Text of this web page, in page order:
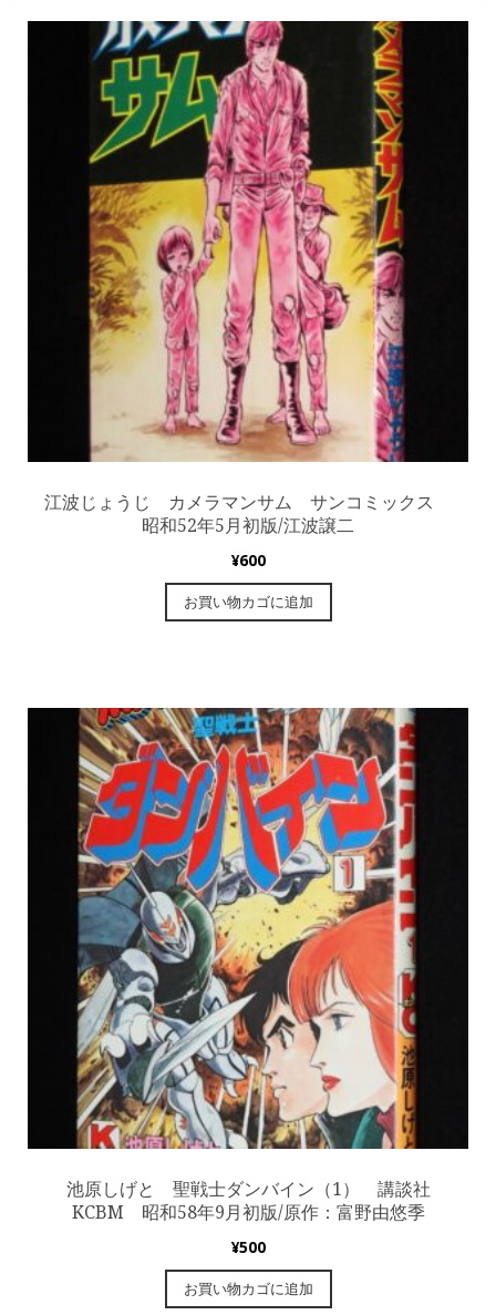
江波じょうじ カメラマンサム サンコミックス
昭和52年5月初版/江波譲二
¥600
お買い物カゴに追加
池原しげと 聖戦士ダンバイン（1） 講談社
KCBM 昭和58年9月初版/原作：富野由悠季
¥500
お買い物カゴに追加